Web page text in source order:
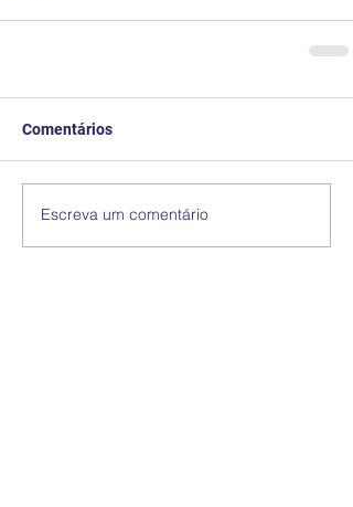
Comentários
Escreva um comentário